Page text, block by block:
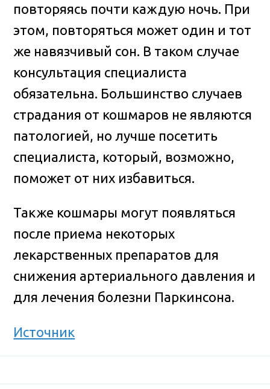
повторяясь почти каждую ночь. При
этом, повторяться может один и тот
же навязчивый сон. В таком случае
консультация специалиста
обязательна. Большинство случаев
страдания от кошмаров не являются
патологией, но лучше посетить
специалиста, который, возможно,
поможет от них избавиться.
Также кошмары могут появляться
после приема некоторых
лекарственных препаратов для
снижения артериального давления и
для лечения болезни Паркинсона.
Источник